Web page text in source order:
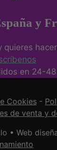
y
quieres
en 24-
Cookies -
de venta y
• Web